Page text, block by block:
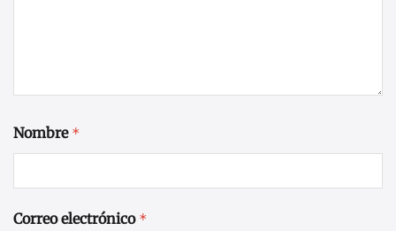
Nombre *
Correo electrónico *